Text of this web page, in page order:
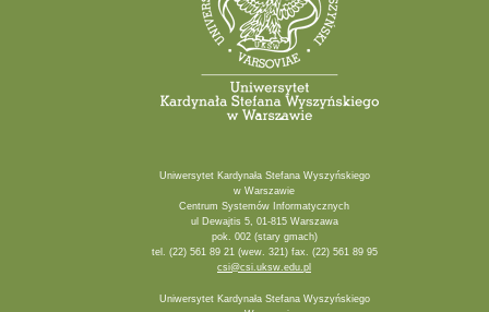
Uniwersytet Kardynała Stefana Wyszyńskiego
w Warszawie
Centrum Systemów Informatycznych
ul Dewajtis 5, 01-815 Warszawa
pok. 002 (stary gmach)
tel. (22) 561 89 21 (wew. 321) fax. (22) 561 89 95
csi@csi.uksw.edu.pl
Uniwersytet Kardynała Stefana Wyszyńskiego